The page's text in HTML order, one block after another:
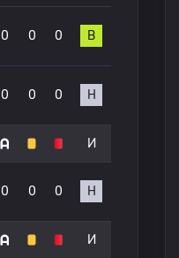
0 0 0 В
0 0 0 Н
И
0 0 0 Н
И